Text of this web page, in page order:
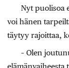
Nyt puolisoa
voi hänen
täytyy rajoittaa,
– Olen